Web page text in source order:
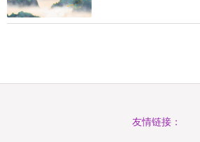
友情链接：